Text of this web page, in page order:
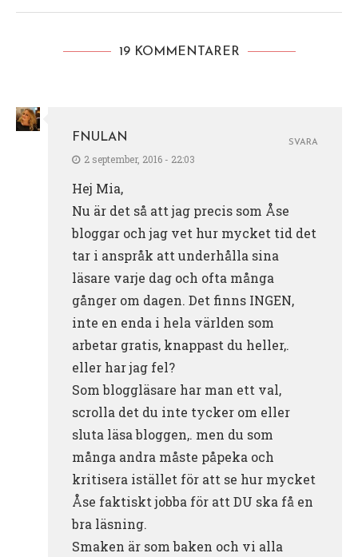
19 KOMMENTARER
FNULAN
2 september, 2016 - 22:03
Hej Mia,
Nu är det så att jag precis som Åse
bloggar och jag vet hur mycket tid det
tar i anspråk att underhålla sina
läsare varje dag och ofta många
gånger om dagen. Det finns INGEN,
inte en enda i hela världen som
arbetar gratis, knappast du heller,.
eller har jag fel?
Som bloggläsare har man ett val,
scrolla det du inte tycker om eller
sluta läsa bloggen,. men du som
många andra måste påpeka och
kritisera istället för att se hur mycket
Åse faktiskt jobba för att DU ska få en
bra läsning.
Smaken är som baken och vi alla
SVARA